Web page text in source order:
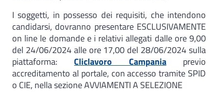
I soggetti, in possesso dei requisiti, che intendono
candidarsi, dovranno presentare ESCLUSIVAMENTE
on line le domande e i relativi allegati dalle ore 9,00
del 24/06/2024 alle ore 17,00 del 28/06/2024 sulla
piattaforma:Cliclavoro Campaniaprevio
accreditamento al portale, con accesso tramite SPID
o CIE, nella sezione AVVIAMENTI A SELEZIONE